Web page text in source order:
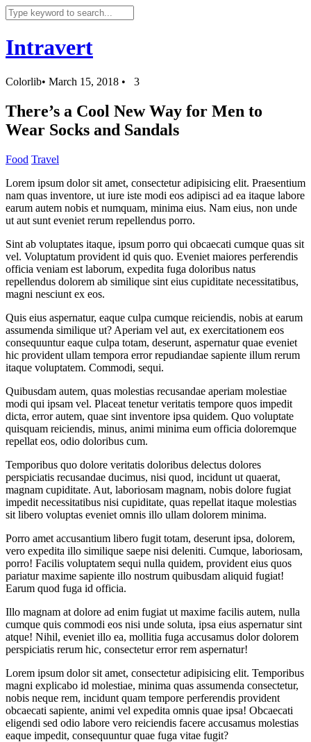
Intravert
Colorlib• March 15, 2018 • 3
There’s a Cool New Way for Men to
Wear Socks and Sandals
Food Travel
Lorem ipsum dolor sit amet, consectetur adipisicing elit. Praesentium
nam quas inventore, ut iure iste modi eos adipisci ad ea itaque labore
earum autem nobis et numquam, minima eius. Nam eius, non unde
ut aut sunt eveniet rerum repellendus porro.
Sint ab voluptates itaque, ipsum porro qui obcaecati cumque quas sit
vel. Voluptatum provident id quis quo. Eveniet maiores perferendis
officia veniam est laborum, expedita fuga doloribus natus
repellendus dolorem ab similique sint eius cupiditate necessitatibus,
magni nesciunt ex eos.
Quis eius aspernatur, eaque culpa cumque reiciendis, nobis at earum
assumenda similique ut? Aperiam vel aut, ex exercitationem eos
consequuntur eaque culpa totam, deserunt, aspernatur quae eveniet
hic provident ullam tempora error repudiandae sapiente illum rerum
itaque voluptatem. Commodi, sequi.
Quibusdam autem, quas molestias recusandae aperiam molestiae
modi qui ipsam vel. Placeat tenetur veritatis tempore quos impedit
dicta, error autem, quae sint inventore ipsa quidem. Quo voluptate
quisquam reiciendis, minus, animi minima eum officia doloremque
repellat eos, odio doloribus cum.
Temporibus quo dolore veritatis doloribus delectus dolores
perspiciatis recusandae ducimus, nisi quod, incidunt ut quaerat,
magnam cupiditate. Aut, laboriosam magnam, nobis dolore fugiat
impedit necessitatibus nisi cupiditate, quas repellat itaque molestias
sit libero voluptas eveniet omnis illo ullam dolorem minima.
Porro amet accusantium libero fugit totam, deserunt ipsa, dolorem,
vero expedita illo similique saepe nisi deleniti. Cumque, laboriosam,
porro! Facilis voluptatem sequi nulla quidem, provident eius quos
pariatur maxime sapiente illo nostrum quibusdam aliquid fugiat!
Earum quod fuga id officia.
Illo magnam at dolore ad enim fugiat ut maxime facilis autem, nulla
cumque quis commodi eos nisi unde soluta, ipsa eius aspernatur sint
atque! Nihil, eveniet illo ea, mollitia fuga accusamus dolor dolorem
perspiciatis rerum hic, consectetur error rem aspernatur!
Lorem ipsum dolor sit amet, consectetur adipisicing elit. Temporibus
magni explicabo id molestiae, minima quas assumenda consectetur,
nobis neque rem, incidunt quam tempore perferendis provident
obcaecati sapiente, animi vel expedita omnis quae ipsa! Obcaecati
eligendi sed odio labore vero reiciendis facere accusamus molestias
eaque impedit, consequuntur quae fuga vitae fugit?